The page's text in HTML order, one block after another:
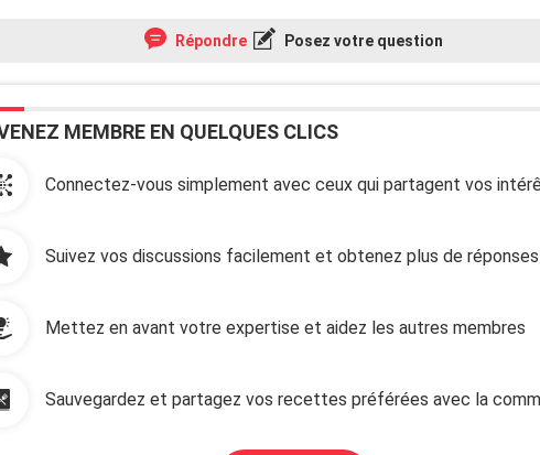
Répondre Posez votre question
MEMBRE EN QUELQUES CLICS
Connectez-vous simplement avec ceux qui partagent vos
Suivez vos discussions facilement et obtenez plus de réponses
Mettez en avant votre expertise et aidez les autres membres
Sauvegardez et partagez vos recettes préférées avec la